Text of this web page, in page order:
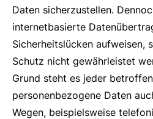
Daten sicherzustellen.
internetbasierte
Sicherheitslücken aufweisen,
Schutz nicht gewährleistet
Grund steht es jeder
personenbezogene Daten
Wegen, beispielsweise